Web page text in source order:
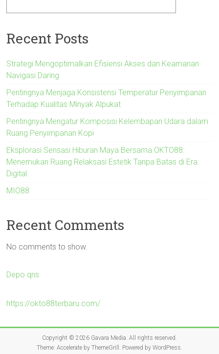
Recent Posts
Strategi Mengoptimalkan Efisiensi Akses dan Keamanan
Navigasi Daring
Pentingnya Menjaga Konsistensi Temperatur Penyimpanan
Terhadap Kualitas Minyak Alpukat
Pentingnya Mengatur Komposisi Kelembapan Udara dalam
Ruang Penyimpanan Kopi
Eksplorasi Sensasi Hiburan Maya Bersama OKTO88:
Menemukan Ruang Relaksasi Estetik Tanpa Batas di Era
Digital
MIO88
Recent Comments
No comments to show.
Depo qris
https://okto88terbaru.com/
Copyright © 2026 Gavara Media . All rights reserved.
Theme: Accelerateby ThemeGrill. Powered by WordPress